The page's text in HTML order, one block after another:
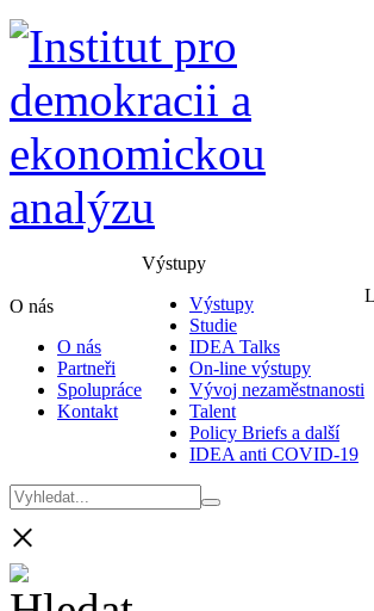
O nás
O nás
Partneři
Spolupráce
Kontakt
Výstupy
Výstupy
Studie
IDEA Talks
On-line výstupy
Vývoj nezaměstnanosti
Talent
Policy Briefs a další
IDEA anti COVID-19
×